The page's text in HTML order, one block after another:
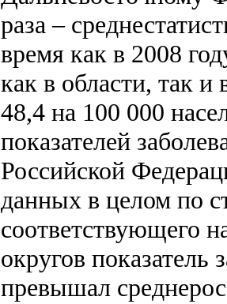
раза –
время как в 2008
как в области, так
48,4 на 100 000
показателей
Российской
данных в целом по
соответствующего
округов показатель
превышал